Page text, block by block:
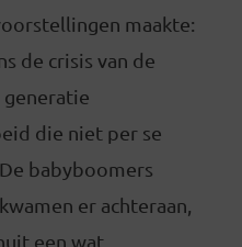
maakte:
de crisis van de
generatie
die niet per se
babyboomers
er achteraan,
een wat